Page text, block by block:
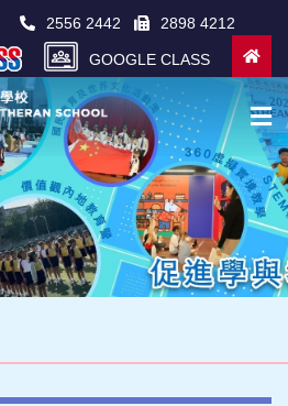
2556 2442 2898 4212
GOOGLE CLASS